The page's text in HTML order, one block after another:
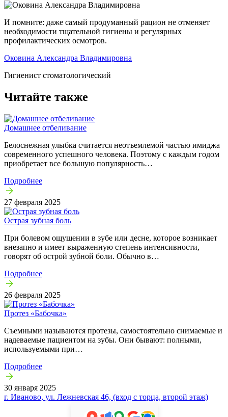
И помните: даже самый продуманный рацион не отменяет
необходимости тщательной гигиены и регулярных
профилактических осмотров.
Оковина Александра Владимировна
Гигиенист стоматологический
Читайте также
Домашнее отбеливание
Белоснежная улыбка считается неотъемлемой частью имиджа
современного успешного человека. Поэтому с каждым годом
приобретает все большую популярность…
Подробнее
27 февраля 2025
Острая зубная боль
При болевом ощущении в зубе или десне, которое возникает
внезапно и имеет выраженную степень интенсивности,
говорят об острой зубной боли. Обычно в…
Подробнее
26 февраля 2025
Протез «Бабочка»
Съемными называются протезы, самостоятельно снимаемые и
надеваемые пациентом на зубы. Они бывают: полными,
используемыми при…
Подробнее
30 января 2025
г. Иваново, ул. Лежневская 46, (вход с торца, второй этаж)